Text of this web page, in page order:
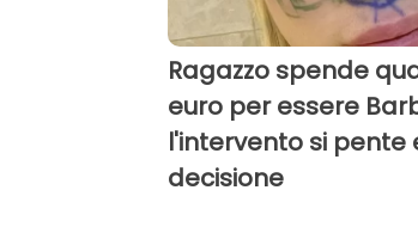
Ragazzo spende
euro per essere
l'intervento si pente
decisione